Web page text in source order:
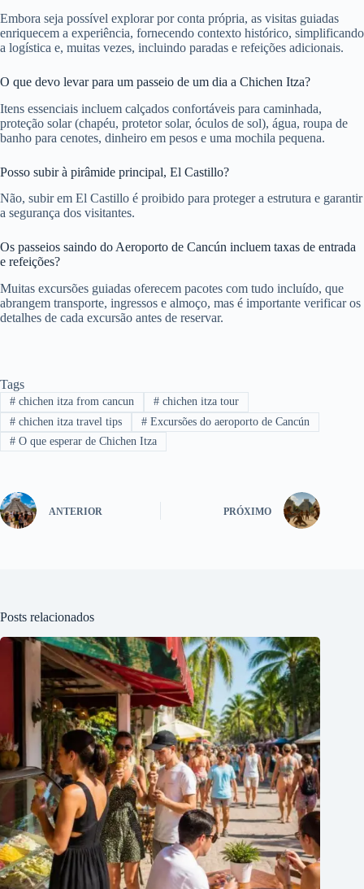
Embora seja possível explorar por conta própria, as visitas guiadas
enriquecem a experiência, fornecendo contexto histórico, simplificando
a logística e, muitas vezes, incluindo paradas e refeições adicionais.
O que devo levar para um passeio de um dia a Chichen Itza?
Itens essenciais incluem calçados confortáveis ​​para caminhada,
proteção solar (chapéu, protetor solar, óculos de sol), água, roupa de
banho para cenotes, dinheiro em pesos e uma mochila pequena.
Posso subir à pirâmide principal, El Castillo?
Não, subir em El Castillo é proibido para proteger a estrutura e garantir
a segurança dos visitantes.
Os passeios saindo do Aeroporto de Cancún incluem taxas de entrada
e refeições?
Muitas excursões guiadas oferecem pacotes com tudo incluído, que
abrangem transporte, ingressos e almoço, mas é importante verificar os
detalhes de cada excursão antes de reservar.
Tags
#chichen itza from cancun #chichen itza tour
#chichen itza travel tips #Excursões do aeroporto de Cancún
#O que esperar de Chichen Itza
ANTERIOR PRÓXIMO
Posts relacionados